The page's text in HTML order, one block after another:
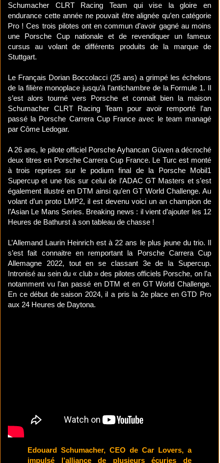
Schumacher CLRT Racing Team qui vise la gloire en
endurance cette année ne pouvait être alignée qu’en catégorie
Pro ! Ces trois pilotes ont en commun d’avoir gagné au moins
une Porsche Cup nationale et de revendiquer un fameux
cursus au volant de différents produits de la marque de
Stuttgart.
Le Français Dorian Boccolacci (25 ans) a grimpé les échelons
de la filière monoplace jusqu’à l’antichambre de la Formule 1. Il
s’est alors tourné vers Porsche et connait bien la maison
Schumacher CLRT Racing Team pour avoir remporté l’an
passé la Porsche Carrera Cup France avec le team managé
par Côme Ledogar.
A 26 ans, le pilote officiel Porsche Ayhancan Güven a décroché
deux titres en Porsche Carrera Cup France. Le Turc est monté
à trois reprises sur le podium final de la Porsche Mobil1
Supercup et une fois sur celui de l’ADAC GT Masters et s’est
également illustré en DTM ainsi qu’en GT World Challenge. Au
volant d’un proto LMP2, il est devenu voici un an champion de
l’Asian Le Mans Series. Breaking news : il vient d’ajouter les 12
Heures de Bathurst à son tableau de chasse !
L’Allemand Laurin Heinrich est à 22 ans le plus jeune du trio. Il
s’est fait connaitre en remportant la Porsche Carrera Cup
Allemagne 2022, tout en se classant 3e de la Supercup.
Intronisé au sein du « club » des pilotes officiels Porsche, on l’a
notamment vu l’an passé en DTM et en GT World Challenge.
En ce début de saison 2024, il a pris la 2e place en GTD Pro
aux 24 Heures de Daytona.
Edouard Schumacher, CEO de Car Lovers, a
impulsé l’alliance de plusieurs écuries de